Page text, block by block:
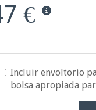
€
Incluir envoltorio
bolsa apropiada